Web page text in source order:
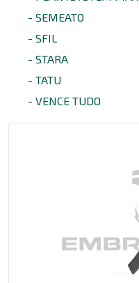
- SEMEATO
- SFIL
- STARA
- TATU
- VENCE TUDO